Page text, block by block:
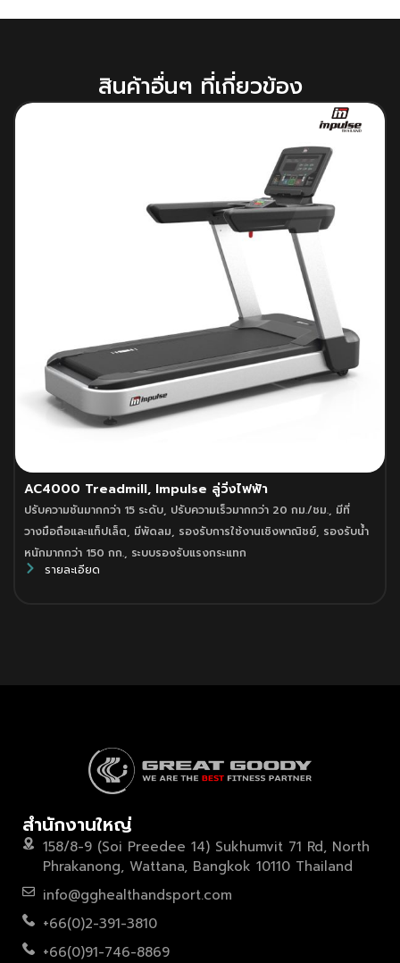
สินค้าอื่นๆ ที่เกี่ยวข้อง
AC4000 Treadmill, Impulse ลู่วิ่งไฟฟ้า
ปรับความชันมากกว่า 15 ระดับ, ปรับความเร็วมากกว่า 20 กม./ชม., มีที่
วางมือถือและแท็ปเล็ต, มีพัดลม, รองรับการใช้งานเชิงพาณิชย์, รองรับน้ำ
หนักมากกว่า 150 กก., ระบบรองรับแรงกระแทก
รายละเอียด
สำนักงานใหญ่
158/8-9 (Soi Preedee 14) Sukhumvit 71 Rd, North
Phrakanong, Wattana, Bangkok 10110 Thailand
info@gghealthandsport.com
+66(0)2-391-3810
+66(0)91-746-8869